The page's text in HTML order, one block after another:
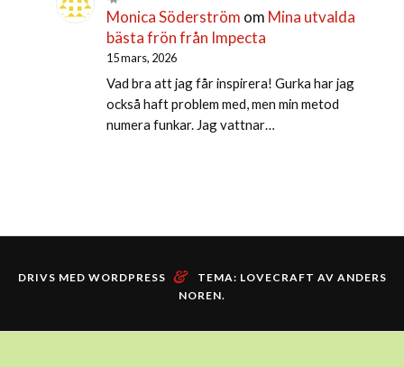
Monica Söderström om Mina utvalda
bästa frön från Impecta
15 mars, 2026
Vad bra att jag får inspirera! Gurka har jag
också haft problem med, men min metod
numera funkar. Jag vattnar…
DRIVS MED WORDPRESS & TEMA: LOVECRAFT AV ANDERS
NOREN.